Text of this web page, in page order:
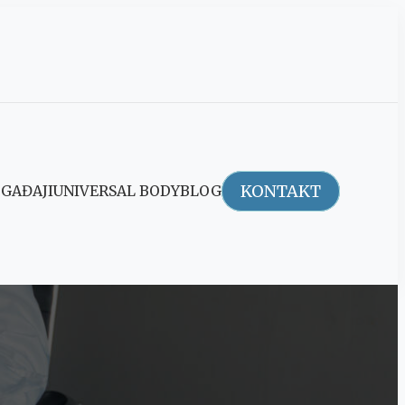
UNIVERSAL BODYBLOG KONTAKT